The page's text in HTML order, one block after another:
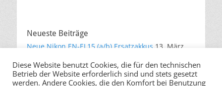
Neueste Beiträge
Neue Nikon EN-EL15 (a/b) Ersatzakkus 13. März
Akku für Gopro Hero5, Hero6 Black 25. Oktober
2017
Diese Website benutzt Cookies, die für den technischen
Betrieb der Website erforderlich sind und stets gesetzt
werden. Andere Cookies, die den Komfort bei Benutzung